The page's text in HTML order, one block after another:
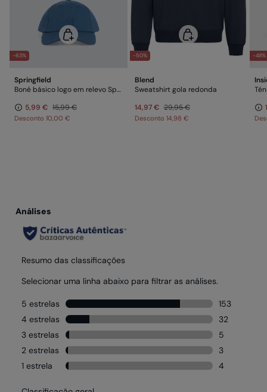
-63%
Springfield
Boné básico logo em relevo Springfield
5,99 € 15,99 €
Desconto 10,00 €
-50%
Blend
Sweatshirt gola redonda
14,97 € 29,95 €
Desconto 14,98 €
-48%